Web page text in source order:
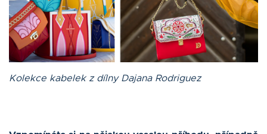
Kolekce kabelek z dílny Dajana Rodriguez